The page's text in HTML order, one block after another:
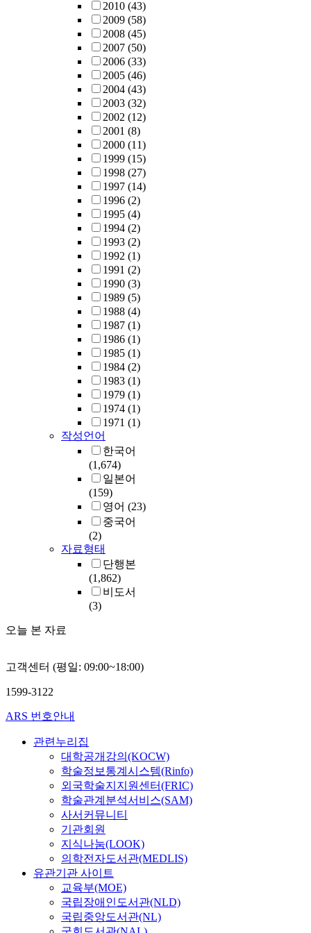
2010 (43)
2009 (58)
2008 (45)
2007 (50)
2006 (33)
2005 (46)
2004 (43)
2003 (32)
2002 (12)
2001 (8)
2000 (11)
1999 (15)
1998 (27)
1997 (14)
1996 (2)
1995 (4)
1994 (2)
1993 (2)
1992 (1)
1991 (2)
1990 (3)
1989 (5)
1988 (4)
1987 (1)
1986 (1)
1985 (1)
1984 (2)
1983 (1)
1979 (1)
1974 (1)
1971 (1)
작성언어
한국어
(1,674)
일본어
(159)
영어 (23)
중국어
(2)
자료형태
단행본
(1,862)
비도서
(3)
오늘 본 자료
고객센터 (평일: 09:00~18:00)
1599-3122
ARS 번호안내
관련누리집
대학공개강의(KOCW)
학술정보통계시스템(Rinfo)
외국학술지지원센터(FRIC)
학술관계분석서비스(SAM)
사서커뮤니티
기관회원
지식나눔(LOOK)
의학전자도서관(MEDLIS)
유관기관 사이트
교육부(MOE)
국립장애인도서관(NLD)
국립중앙도서관(NL)